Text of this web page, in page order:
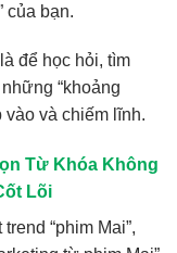
của bạn.
để học hỏi, tìm
“khoảng
vào và chiếm lĩnh.
Từ Khóa Không
Lõi
“phim Mai”,